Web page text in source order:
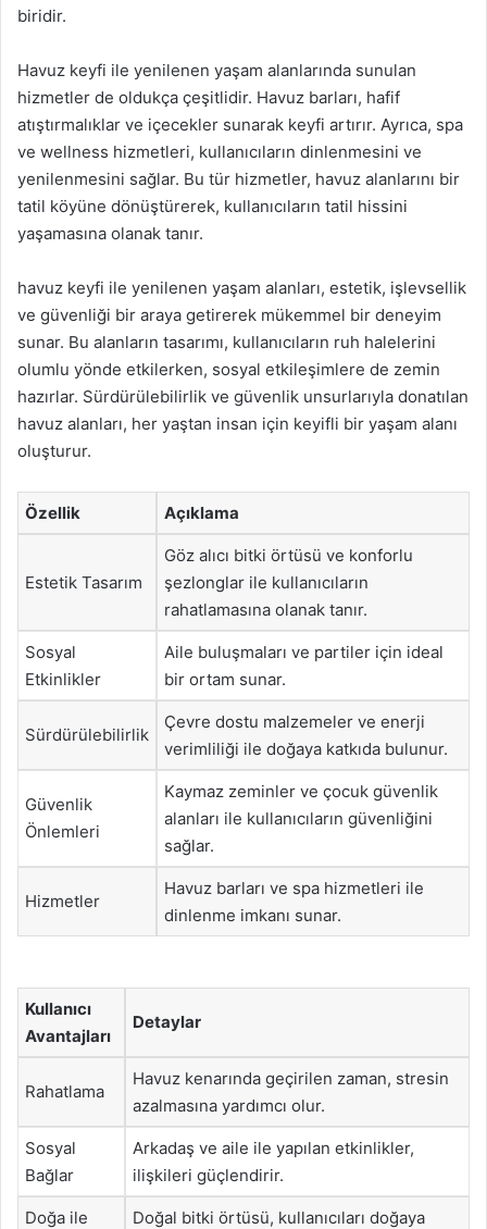
biridir.
Havuz keyfi ile yenilenen yaşam alanlarında sunulan
hizmetler de oldukça çeşitlidir. Havuz barları, hafif
atıştırmalıklar ve içecekler sunarak keyfi artırır. Ayrıca, spa
ve wellness hizmetleri, kullanıcıların dinlenmesini ve
yenilenmesini sağlar. Bu tür hizmetler, havuz alanlarını bir
tatil köyüne dönüştürerek, kullanıcıların tatil hissini
yaşamasına olanak tanır.
havuz keyfi ile yenilenen yaşam alanları, estetik, işlevsellik
ve güvenliği bir araya getirerek mükemmel bir deneyim
sunar. Bu alanların tasarımı, kullanıcıların ruh halelerini
olumlu yönde etkilerken, sosyal etkileşimlere de zemin
hazırlar. Sürdürülebilirlik ve güvenlik unsurlarıyla donatılan
havuz alanları, her yaştan insan için keyifli bir yaşam alanı
oluşturur.
Özellik Açıklama
Estetik Tasarım
Göz alıcı bitki örtüsü ve konforlu
şezlonglar ile kullanıcıların
rahatlamasına olanak tanır.
Sosyal
Etkinlikler
Aile buluşmaları ve partiler için ideal
bir ortam sunar.
Sürdürülebilirlik
Çevre dostu malzemeler ve enerji
verimliliği ile doğaya katkıda bulunur.
Güvenlik
Önlemleri
Kaymaz zeminler ve çocuk güvenlik
alanları ile kullanıcıların güvenliğini
sağlar.
Hizmetler
Havuz barları ve spa hizmetleri ile
dinlenme imkanı sunar.
Kullanıcı
Avantajları
Detaylar
Rahatlama
Havuz kenarında geçirilen zaman, stresin
azalmasına yardımcı olur.
Sosyal
Bağlar
Arkadaş ve aile ile yapılan etkinlikler,
ilişkileri güçlendirir.
Doğa ile
Doğal bitki örtüsü, kullanıcıları doğaya